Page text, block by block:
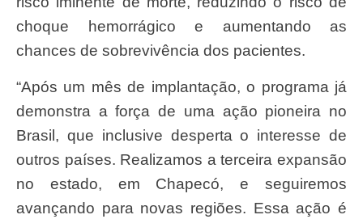
choque hemorrágico e aumentando as
chances de sobrevivência dos pacientes.
“Após um mês de implantação, o programa já
demonstra a força de uma ação pioneira no
Brasil, que inclusive desperta o interesse de
outros países. Realizamos a terceira expansão
no estado, em Chapecó, e seguiremos
avançando para novas regiões. Essa ação é